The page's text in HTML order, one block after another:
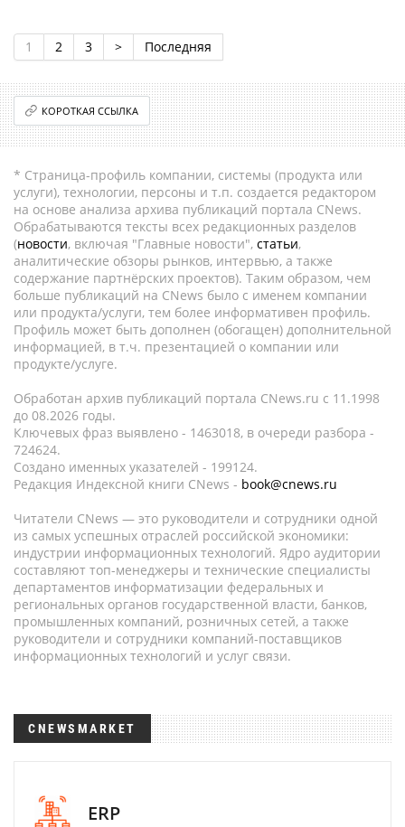
1 2 3 > Последняя
КОРОТКАЯ ССЫЛКА
* Страница-профиль компании, системы (продукта или
услуги), технологии, персоны и т.п. создается редактором
на основе анализа архива публикаций портала CNews.
Обрабатываются тексты всех редакционных разделов
(новости, включая "Главные новости", статьи,
аналитические обзоры рынков, интервью, а также
содержание партнёрских проектов). Таким образом, чем
больше публикаций на CNews было с именем компании
или продукта/услуги, тем более информативен профиль.
Профиль может быть дополнен (обогащен) дополнительной
информацией, в т.ч. презентацией о компании или
продукте/услуге.
Обработан архив публикаций портала CNews.ru c 11.1998
до 08.2026 годы.
Ключевых фраз выявлено - 1463018, в очереди разбора -
724624.
Создано именных указателей - 199124.
Редакция Индексной книги CNews - book@cnews.ru
Читатели CNews — это руководители и сотрудники одной
из самых успешных отраслей российской экономики:
индустрии информационных технологий. Ядро аудитории
составляют топ-менеджеры и технические специалисты
департаментов информатизации федеральных и
региональных органов государственной власти, банков,
промышленных компаний, розничных сетей, а также
руководители и сотрудники компаний-поставщиков
информационных технологий и услуг связи.
CNEWSMARKET
ERP